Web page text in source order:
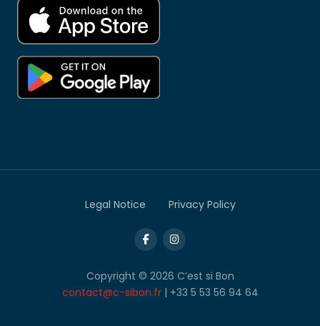
Copyright © 2026 C’est si Bon
contact@c-sibon.fr | +33 5 53 56 94 64
Legal Notice Privacy Policy